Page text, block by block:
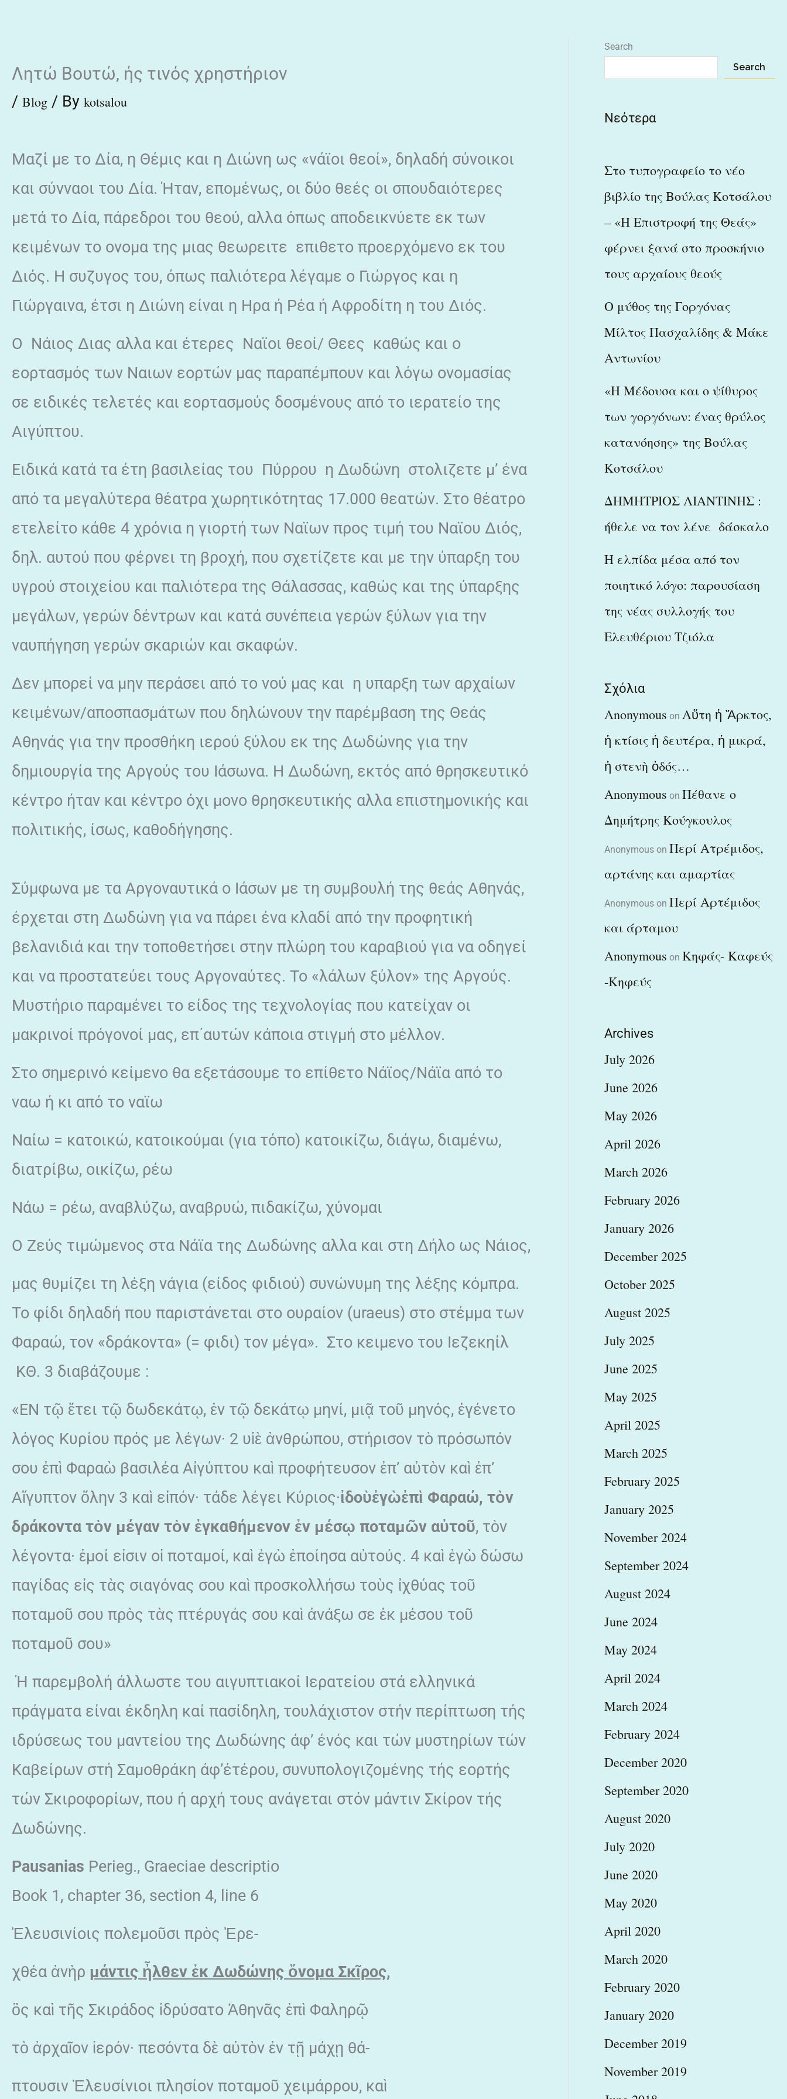
Λητώ Βουτώ, ής τινός χρηστήριον
/ Blog / By kotsalou
Mαζί με το Δία, η Θέμις και η Διώνη ως «νάϊοι θεοί», δηλαδή σύνοικοι
και σύνναοι του Δία. Ήταν, επομένως, οι δύο θεές οι σπουδαιότερες
μετά το Δία, πάρεδροι του θεού, αλλα όπως αποδεικνύετε εκ των
κειμένων το ονομα της μιας θεωρειτε επιθετο προερχόμενο εκ του
Διός. Η συζυγος του, όπως παλιότερα λέγαμε ο Γιώργος και η
Γιώργαινα, έτσι η Διώνη είναι η Ηρα ή Ρέα ή Αφροδίτη η του Διός.
Ο Νάιος Διας αλλα και έτερες Ναϊοι θεοί/ Θεες καθώς και ο
εορτασμός των Ναιων εορτών μας παραπέμπουν και λόγω ονομασίας
σε ειδικές τελετές και εορτασμούς δοσμένους από το ιερατείο της
Αιγύπτου.
Ειδικά κατά τα έτη βασιλείας του Πύρρου η Δωδώνη στολιζετε μ’ ένα
από τα μεγαλύτερα θέατρα χωρητικότητας 17.000 θεατών. Στο θέατρο
ετελείτο κάθε 4 χρόνια η γιορτή των Ναϊων προς τιμή του Ναϊου Διός,
δηλ. αυτού που φέρνει τη βροχή, που σχετίζετε και με την ύπαρξη του
υγρού στοιχείου και παλιότερα της Θάλασσας, καθώς και της ύπαρξης
μεγάλων, γερών δέντρων και κατά συνέπεια γερών ξύλων για την
ναυπήγηση γερών σκαριών και σκαφών.
Δεν μπορεί να μην περάσει από το νού μας και η υπαρξη των αρχαίων
κειμένων/αποσπασμάτων που δηλώνουν την παρέμβαση της Θεάς
Αθηνάς για την προσθήκη ιερού ξύλου εκ της Δωδώνης για την
δημιουργία της Αργούς του Ιάσωνα. Η Δωδώνη, εκτός από θρησκευτικό
κέντρο ήταν και κέντρο όχι μονο θρησκευτικής αλλα επιστημονικής και
πολιτικής, ίσως, καθοδήγησης.
Σύμφωνα με τα Αργοναυτικά ο Ιάσων με τη συμβουλή της θεάς Αθηνάς,
έρχεται στη Δωδώνη για να πάρει ένα κλαδί από την προφητική
βελανιδιά και την τοποθετήσει στην πλώρη του καραβιού για να οδηγεί
και να προστατεύει τους Αργοναύτες. Το «λάλων ξύλον» της Αργούς.
Μυστήριο παραμένει το είδος της τεχνολογίας που κατείχαν οι
μακρινοί πρόγονοί μας, επ΄αυτών κάποια στιγμή στο μέλλον.
Στο σημερινό κείμενο θα εξετάσουμε το επίθετο Νάϊος/Νάϊα από το
ναω ή κι από το ναϊω
Ναίω = κατοικώ, κατοικούμαι (για τόπο) κατοικίζω, διάγω, διαμένω,
διατρίβω, οικίζω, ρέω
Νάω = ρέω, αναβλύζω, αναβρυώ, πιδακίζω, χύνομαι
Ο Ζεύς τιμώμενος στα Νάϊα της Δωδώνης αλλα και στη Δήλο ως Νάιος,
μας θυμίζει τη λέξη νάγια (είδος φιδιού) συνώνυμη της λέξης κόμπρα.
Το φίδι δηλαδή που παριστάνεται στο ουραίον (uraeus) στο στέμμα των
Φαραώ, τον «δράκοντα» (= φιδι) τον μέγα». Στο κειμενο του Ιεζεκηίλ
ΚΘ. 3 διαβάζουμε :
«ΕΝ τῷ ἔτει τῷ δωδεκάτῳ, ἐν τῷ δεκάτῳ μηνί, μιᾷ τοῦ μηνός, ἐγένετο
λόγος Κυρίου πρός με λέγων· 2 υἱὲ ἀνθρώπου, στήρισον τὸ πρόσωπόν
σου ἐπὶ Φαραὼ βασιλέα Αἰγύπτου καὶ προφήτευσον ἐπ’ αὐτὸν καὶ ἐπ’
Αἴγυπτον ὅλην 3 καὶ εἰπόν· τάδε λέγει Κύριος·ἰδοὺἐγὼἐπὶ Φαραώ, τὸν
δράκοντα τὸν μέγαν τὸν ἐγκαθήμενον ἐν μέσῳ ποταμῶν αὐτοῦ, τὸν
λέγοντα· ἐμοί εἰσιν οἱ ποταμοί, καὶ ἐγὼ ἐποίησα αὐτούς. 4 καὶ ἐγὼ δώσω
παγίδας εἰς τὰς σιαγόνας σου καὶ προσκολλήσω τοὺς ἰχθύας τοῦ
ποταμοῦ σου πρὸς τὰς πτέρυγάς σου καὶ ἀνάξω σε ἐκ μέσου τοῦ
ποταμοῦ σου»
Ή παρεμβολή άλλωστε του αιγυπτιακοί Ιερατείου στά ελληνικά
πράγματα είναι έκδηλη καί πασίδηλη, τουλάχιστον στήν περίπτωση τής
ιδρύσεως του μαντείου της Δωδώνης άφ’ ένός και τών μυστηρίων τών
Καβείρων στή Σαμοθράκη άφ’έτέρου, συνυπολογιζομένης τής εορτής
τών Σκιροφορίων, που ή αρχή τους ανάγεται στόν μάντιν Σκίρον τής
Δωδώνης.
Pausanias Perieg., Graeciae descriptio
Book 1, chapter 36, section 4, line 6
Ἐλευσινίοις πολεμοῦσι πρὸς Ἐρε-
χθέα ἀνὴρ μάντις ἦλθεν ἐκ Δωδώνης ὄνομα Σκῖρος,
ὃς καὶ τῆς Σκιράδος ἱδρύσατο Ἀθηνᾶς ἐπὶ Φαληρῷ
τὸ ἀρχαῖον ἱερόν· πεσόντα δὲ αὐτὸν ἐν τῇ μάχῃ θά-
πτουσιν Ἐλευσίνιοι πλησίον ποταμοῦ χειμάρρου, καὶ
Search
Search
Νεότερα
Στο τυπογραφείο το νέο
βιβλίο της Βούλας Κοτσάλου
– «Η Επιστροφή της Θεάς»
φέρνει ξανά στο προσκήνιο
τους αρχαίους θεούς
Ο μύθος της Γοργόνας
Μίλτος Πασχαλίδης & Μάκε
Αντωνίου
«Η Μέδουσα και ο ψίθυρος
των γοργόνων: ένας θρύλος
κατανόησης» της Βούλας
Κοτσάλου
ΔΗΜΗΤΡΙΟΣ ΛΙΑΝΤΙΝΗΣ :
ήθελε να τον λένε δάσκαλο
Η ελπίδα μέσα από τον
ποιητικό λόγο: παρουσίαση
της νέας συλλογής του
Ελευθέριου Τζιόλα
Σχόλια
Anonymous on Αὕτη ἡ Ἄρκτος,
ἡ κτίσις ἡ δευτέρα, ἡ μικρά,
ἡ στενὴ ὁδός…
Anonymous on Πέθανε ο
Δημήτρης Κούγκουλος
Anonymouson Περί Ατρέμιδος,
αρτάνης και αμαρτίας
Anonymouson Περί Αρτέμιδος
και άρταμου
Anonymous on Κηφάς- Καφεύς
-Κηφεύς
Archives
July 2026
June 2026
May 2026
April 2026
March 2026
February 2026
January 2026
December 2025
October 2025
August 2025
July 2025
June 2025
May 2025
April 2025
March 2025
February 2025
January 2025
November 2024
September 2024
August 2024
June 2024
May 2024
April 2024
March 2024
February 2024
December 2020
September 2020
August 2020
July 2020
June 2020
May 2020
April 2020
March 2020
February 2020
January 2020
December 2019
November 2019